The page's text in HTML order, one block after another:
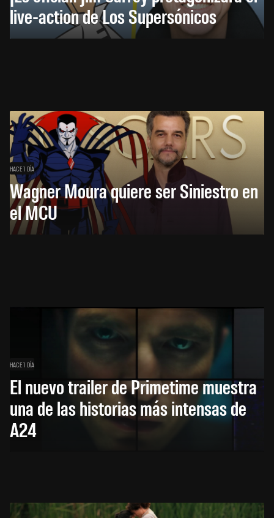
live-action de Los Supersónicos
HACE 1 DÍA
Wagner Moura quiere ser Siniestro en
el MCU
HACE 1 DÍA
El nuevo trailer de Primetime muestra
una de las historias más intensas de
A24